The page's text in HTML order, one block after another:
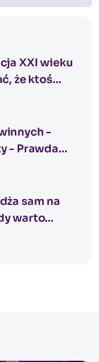
XXI wieku
że ktoś
-
- Prawda
od
sam na
warto